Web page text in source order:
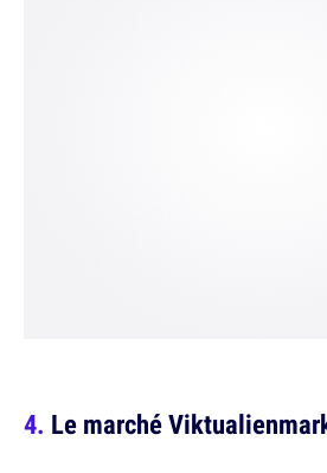
Le marché